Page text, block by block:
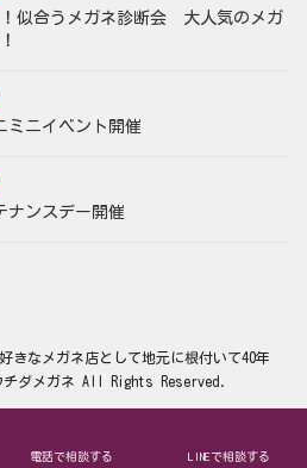
！似合うメガネ診断会 大人気のメガ
ニイベント開催
ナンスデー開催
なメガネ店として地元に根付いて40年
チダメガネ All Rights Reserved.
電話で相談する LINEで相談する